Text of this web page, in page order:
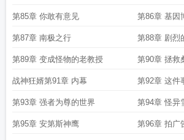
第85章 你敢有意见 第86章 基因
第87章 南极之行 第88章 剧烈
第89章 变成怪物的老教授 第90章 拯救
战神狂婿第91章 内幕 第92章 这件
第93章 强者为尊的世界 第94章 怪异
第95章 安第斯神鹰 第96章 拍广